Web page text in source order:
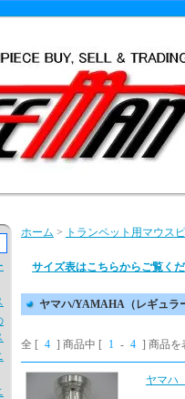
ホーム > トランペット用マウス
サイズ表はこちらからご覧く
ヤマハ/YAMAHA（レギュラ
全 [ 4 ] 商品中 [ 1 - 4 ] 商品を
ヤマハ